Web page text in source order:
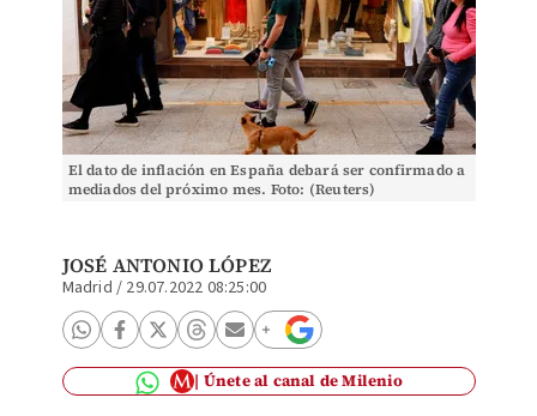
El dato de inflación en España debará ser confirmado a
mediados del próximo mes. Foto: (Reuters)
JOSÉ ANTONIO LÓPEZ
Madrid / 29.07.2022 08:25:00
Únete al canal de Milenio